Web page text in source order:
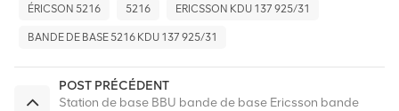
ÉRICSON 5216 5216 ERICSSON KDU 137 925/31
BANDE DE BASE 5216 KDU 137 925/31
POST PRÉCÉDENT
Station de base BBU bande de base Ericsson bande